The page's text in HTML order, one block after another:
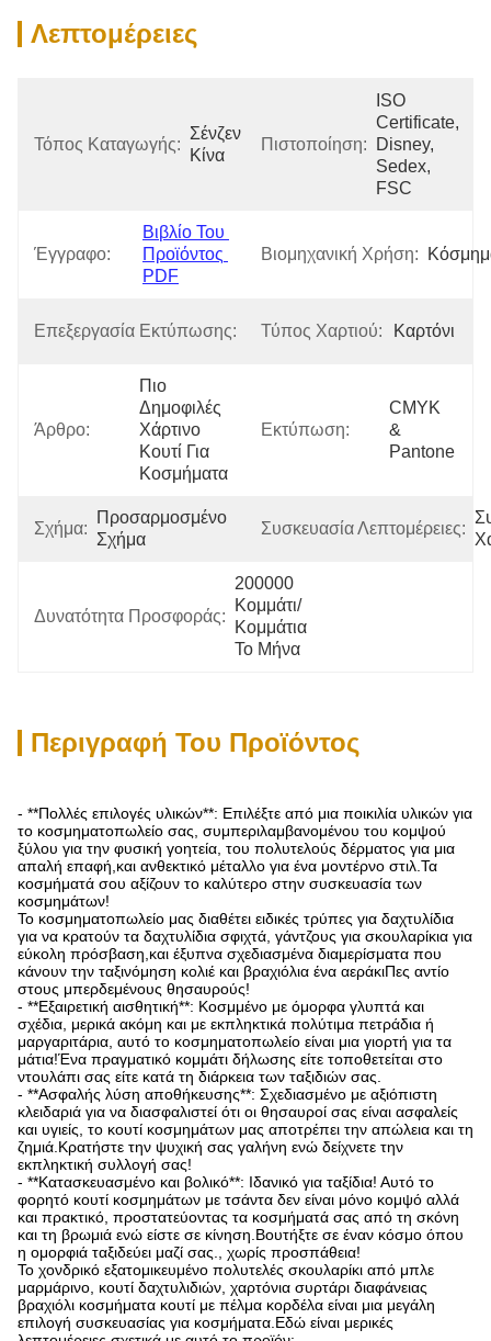
Λεπτομέρειες
Τόπος Καταγωγής:
Σένζεν
Κίνα
Πιστοποίηση:
ISO
Certificate,
Disney,
Sedex,
FSC
Έγγραφο:
Βιβλίο Του
Προϊόντος
PDF
Βιομηχανική Χρήση:
Επεξεργασία Εκτύπωσης:
Εκτύπωση,
Σφραγισμός
Τύπος Χαρτιού: Καρτόνι
Άρθρο:
Πιο
Δημοφιλές
Χάρτινο
Κουτί Για
Κοσμήματα
Εκτύπωση:
CMYK
&
Pantone
Σχήμα:
Προσαρμοσμένο
Σχήμα
Συσκευασία Λεπτομέρειες:
Δυνατότητα Προσφοράς:
200000
Κομμάτι/
Κομμάτια
Το Μήνα
Περιγραφή Του Προϊόντος
- **Πολλές επιλογές υλικών**: Επιλέξτε από μια ποικιλία υλικών για
το κοσμηματοπωλείο σας, συμπεριλαμβανομένου του κομψού
ξύλου για την φυσική γοητεία, του πολυτελούς δέρματος για μια
απαλή επαφή,και ανθεκτικό μέταλλο για ένα μοντέρνο στιλ.Τα
κοσμήματά σου αξίζουν το καλύτερο στην συσκευασία των
κοσμημάτων!
Το κοσμηματοπωλείο μας διαθέτει ειδικές τρύπες για δαχτυλίδια
για να κρατούν τα δαχτυλίδια σφιχτά, γάντζους για σκουλαρίκια για
εύκολη πρόσβαση,και έξυπνα σχεδιασμένα διαμερίσματα που
κάνουν την ταξινόμηση κολιέ και βραχιόλια ένα αεράκιΠες αντίο
στους μπερδεμένους θησαυρούς!
- **Εξαιρετική αισθητική**: Κοσμμένο με όμορφα γλυπτά και
σχέδια, μερικά ακόμη και με εκπληκτικά πολύτιμα πετράδια ή
μαργαριτάρια, αυτό το κοσμηματοπωλείο είναι μια γιορτή για τα
μάτια!Ένα πραγματικό κομμάτι δήλωσης είτε τοποθετείται στο
ντουλάπι σας είτε κατά τη διάρκεια των ταξιδιών σας.
- **Ασφαλής λύση αποθήκευσης**: Σχεδιασμένο με αξιόπιστη
κλειδαριά για να διασφαλιστεί ότι οι θησαυροί σας είναι ασφαλείς
και υγιείς, το κουτί κοσμημάτων μας αποτρέπει την απώλεια και τη
ζημιά.Κρατήστε την ψυχική σας γαλήνη ενώ δείχνετε την
εκπληκτική συλλογή σας!
- **Κατασκευασμένο και βολικό**: Ιδανικό για ταξίδια! Αυτό το
φορητό κουτί κοσμημάτων με τσάντα δεν είναι μόνο κομψό αλλά
και πρακτικό, προστατεύοντας τα κοσμήματά σας από τη σκόνη
και τη βρωμιά ενώ είστε σε κίνηση.Βουτήξτε σε έναν κόσμο όπου
η ομορφιά ταξιδεύει μαζί σας., χωρίς προσπάθεια!
Το χονδρικό εξατομικευμένο πολυτελές σκουλαρίκι από μπλε
μαρμάρινο, κουτί δαχτυλιδιών, χαρτόνια συρτάρι διαφάνειας
βραχιόλι κοσμήματα κουτί με πέλμα κορδέλα είναι μια μεγάλη
επιλογή συσκευασίας για κοσμήματα.Εδώ είναι μερικές